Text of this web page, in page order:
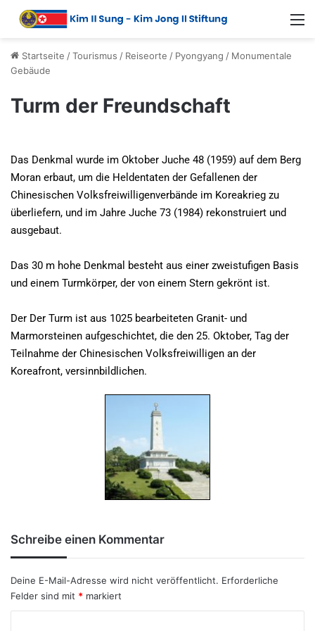
Startseite /Tourismus / Reiseorte / Pyongyang / Monumentale
Gebäude
Turm der Freundschaft
Das Denkmal wurde im Oktober Juche 48 (1959) auf dem Berg
Moran erbaut, um die Heldentaten der Gefallenen der
Chinesischen Volksfreiwilligenverbände im Koreakrieg zu
überliefern, und im Jahre Juche 73 (1984) rekonstruiert und
ausgebaut.
Das 30 m hohe Denkmal besteht aus einer zweistufigen Basis
und einem Turmkörper, der von einem Stern gekrönt ist.
Der Der Turm ist aus 1025 bearbeiteten Granit- und
Marmorsteinen aufgeschichtet, die den 25. Oktober, Tag der
Teilnahme der Chinesischen Volksfreiwilligen an der
Koreafront, versinnbildlichen.
Schreibe einen Kommentar
Deine E-Mail-Adresse wird nicht veröffentlicht. Erforderliche
Felder sind mit * markiert